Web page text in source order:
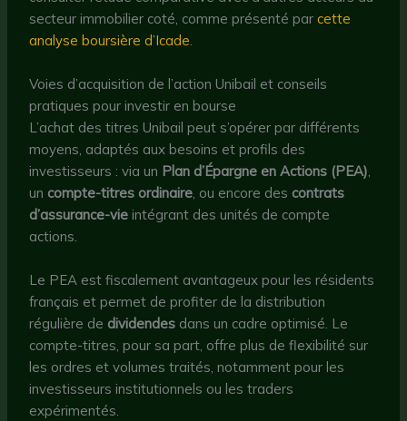
secteur immobilier coté, comme présenté parcette
analyse boursière d’Icade.
Voies d’acquisition de l’action Unibail et conseils
pratiques pour investir en bourse
L’achat des titres Unibail peut s’opérer par différents
moyens, adaptés aux besoins et profils des
investisseurs : via un Plan d’Épargne en Actions (PEA),
un compte-titres ordinaire, ou encore des contrats
d’assurance-vie intégrant des unités de compte
actions.
Le PEA est fiscalement avantageux pour les résidents
français et permet de profiter de la distribution
régulière de dividendes dans un cadre optimisé. Le
compte-titres, pour sa part, offre plus de flexibilité sur
les ordres et volumes traités, notamment pour les
investisseurs institutionnels ou les traders
expérimentés.